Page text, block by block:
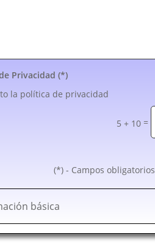
Privacidad (*)
la política de privacidad
5 + 10=
(*) - Campos obligatorios
básica